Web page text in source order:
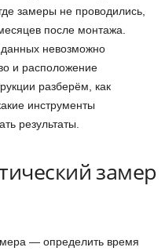
замеры не проводились,
после монтажа.
невозможно
и расположение
разберём, как
инструменты
результаты.
замер
— определить время